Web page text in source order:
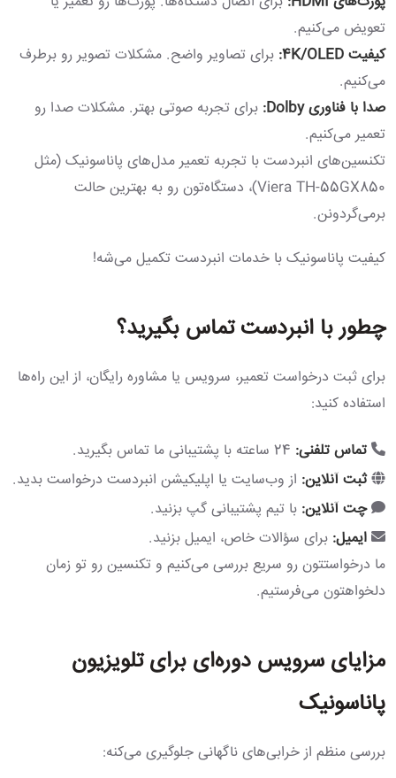
تعویض می‌کنیم.
کیفیت 4K/OLED:
برای تصاویر واضح. مشکلات تصویر رو برطرف
می‌کنیم.
صدا با فناوری Dolby:
برای تجربه صوتی بهتر. مشکلات صدا رو
تعمیر می‌کنیم.
تکنسین‌های انبردست با تجربه تعمیر مدل‌های پاناسونیک (مثل
Viera TH-55GX850)، دستگاه‌تون رو به بهترین حالت
برمی‌گردونن.
کیفیت پاناسونیک با خدمات انبردست تکمیل می‌شه!
چطور با انبردست تماس بگیرید؟
برای ثبت درخواست تعمیر، سرویس یا مشاوره رایگان، از این راه‌ها
استفاده کنید:
تماس تلفنی:
ثبت آنلاین: از وب‌سایت یا اپلیکیشن انبردست درخواست بدید.
چت آنلاین: با تیم پشتیبانی گپ بزنید.
ایمیل: برای سؤالات خاص، ایمیل بزنید.
ما درخواستتون رو سریع بررسی می‌کنیم و تکنسین رو تو زمان
دلخواهتون می‌فرستیم.
مزایای سرویس دوره‌ای برای تلویزیون
پاناسونیک
بررسی منظم از خرابی‌های ناگهانی جلوگیری می‌کنه: